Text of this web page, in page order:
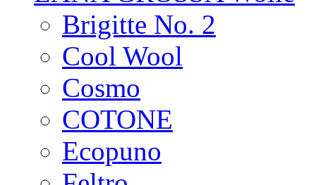
Brigitte No. 2
Cool Wool
Cosmo
COTONE
Ecopuno